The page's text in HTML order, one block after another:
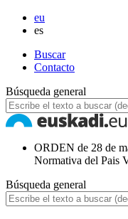
eu
es
Buscar
Contacto
Búsqueda general
ORDEN de 28 de
Normativa del Pais
Búsqueda general